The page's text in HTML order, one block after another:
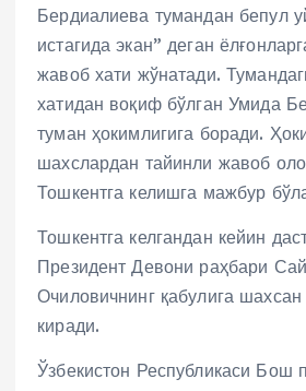
Бердиалиева тумандан бепул
истагида экан” деган
жавоб хати жўнатади.
хатидан воқиф бўлган Умида
туман ҳокимлигига боради.
шахслардан тайинли жавоб
Тошкентга келишга мажбур
Тошкентга келгандан кейин
Президент Девони раҳбари
Очиловичнинг қабулига
киради.
Ўзбекистон Республикаси Бош